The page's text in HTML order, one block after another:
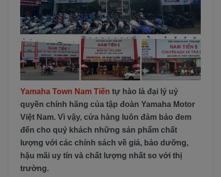
Yamaha Town Nam Tiến tự hào là đại lý uỷ
quyền chính hãng của tập đoàn Yamaha Motor
Việt Nam. Vì vậy, cửa hàng luôn đảm bảo đem
đến cho quý khách những sản phẩm chất
lượng với các chính sách về giá, bảo dưỡng,
hậu mãi uy tín và chất lượng nhất so với thị
trường.